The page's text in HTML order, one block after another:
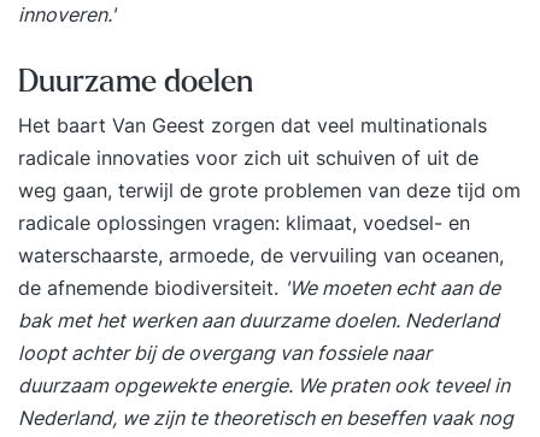
innoveren.'
Duurzame doelen
Het baart Van Geest zorgen dat veel multinationals
radicale innovaties voor zich uit schuiven of uit de
weg gaan, terwijl de grote problemen van deze tijd om
radicale oplossingen vragen: klimaat, voedsel- en
waterschaarste, armoede, de vervuiling van oceanen,
de afnemende biodiversiteit. 'We moeten echt aan de
bak met het werken aan duurzame doelen. Nederland
loopt achter bij de overgang van fossiele naar
duurzaam opgewekte energie. We praten ook teveel in
Nederland, we zijn te theoretisch en beseffen vaak nog